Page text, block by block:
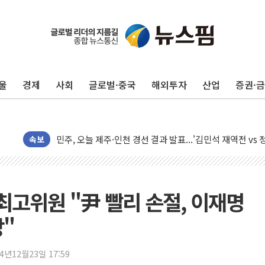
경제 사회 글로벌·중국 해외투자 산업 증권·
속보
충북 주말 무더위 지속…청주·진천 35도, 곳곳 소나기
민주, 오늘 제주·인천 경선 결과 발표...'김민석 재역전 vs
뉴욕증시, 고용 쇼크에 금리 인상 우려 후퇴…S&P500 최
유럽증시, 美 고용 예상 밖 부진에 연준 금리 인상 가능
트럼프, 백신·자폐증 행정명령 검토…"이르면 다음 주"
고위원 "尹 빨리 손절, 이재명
"
년12월23일 17:59